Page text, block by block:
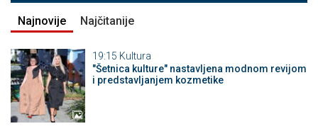
Najnovije Najčitanije
19:15 Kultura
"Šetnica kulture" nastavljena modnom revijom
i predstavljanjem kozmetike